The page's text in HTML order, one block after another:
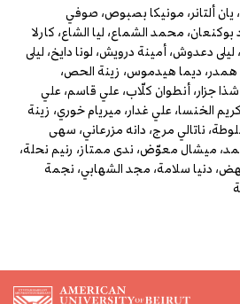
ألتانر، مونيكا بصبوص، صوفي
بوكنعان، محمد الشماع، ليا الشاع، كارلا
دعدوش، أمينة درويش، لونا دايخ، ليلى
ديما هيدموس، زينة الحص،
جزار، أنطوان كلّاب، علي قاسم، علي
الخنسا، علي غدار، ميريام خوري، زينة
ناتالي مرج، دانه مزرعاني، سهى
ميشال معوّض، ندى ممتاز، رنيم نحلة،
دنيا سلامة، مجد الشهابي، نجمة